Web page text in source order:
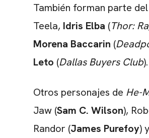
También forman parte
Teela, Idris Elba (Thor:
Morena Baccarin (
Leto (Dallas Buyers Club).
Otros personajes de He-
Jaw (Sam C. Wilson),
Randor (James Purefoy)